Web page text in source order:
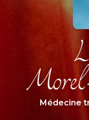
Médecine